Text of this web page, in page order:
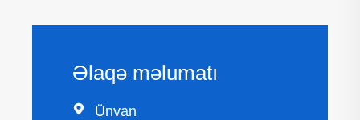
Əlaqə məlumatı
 Ünvan